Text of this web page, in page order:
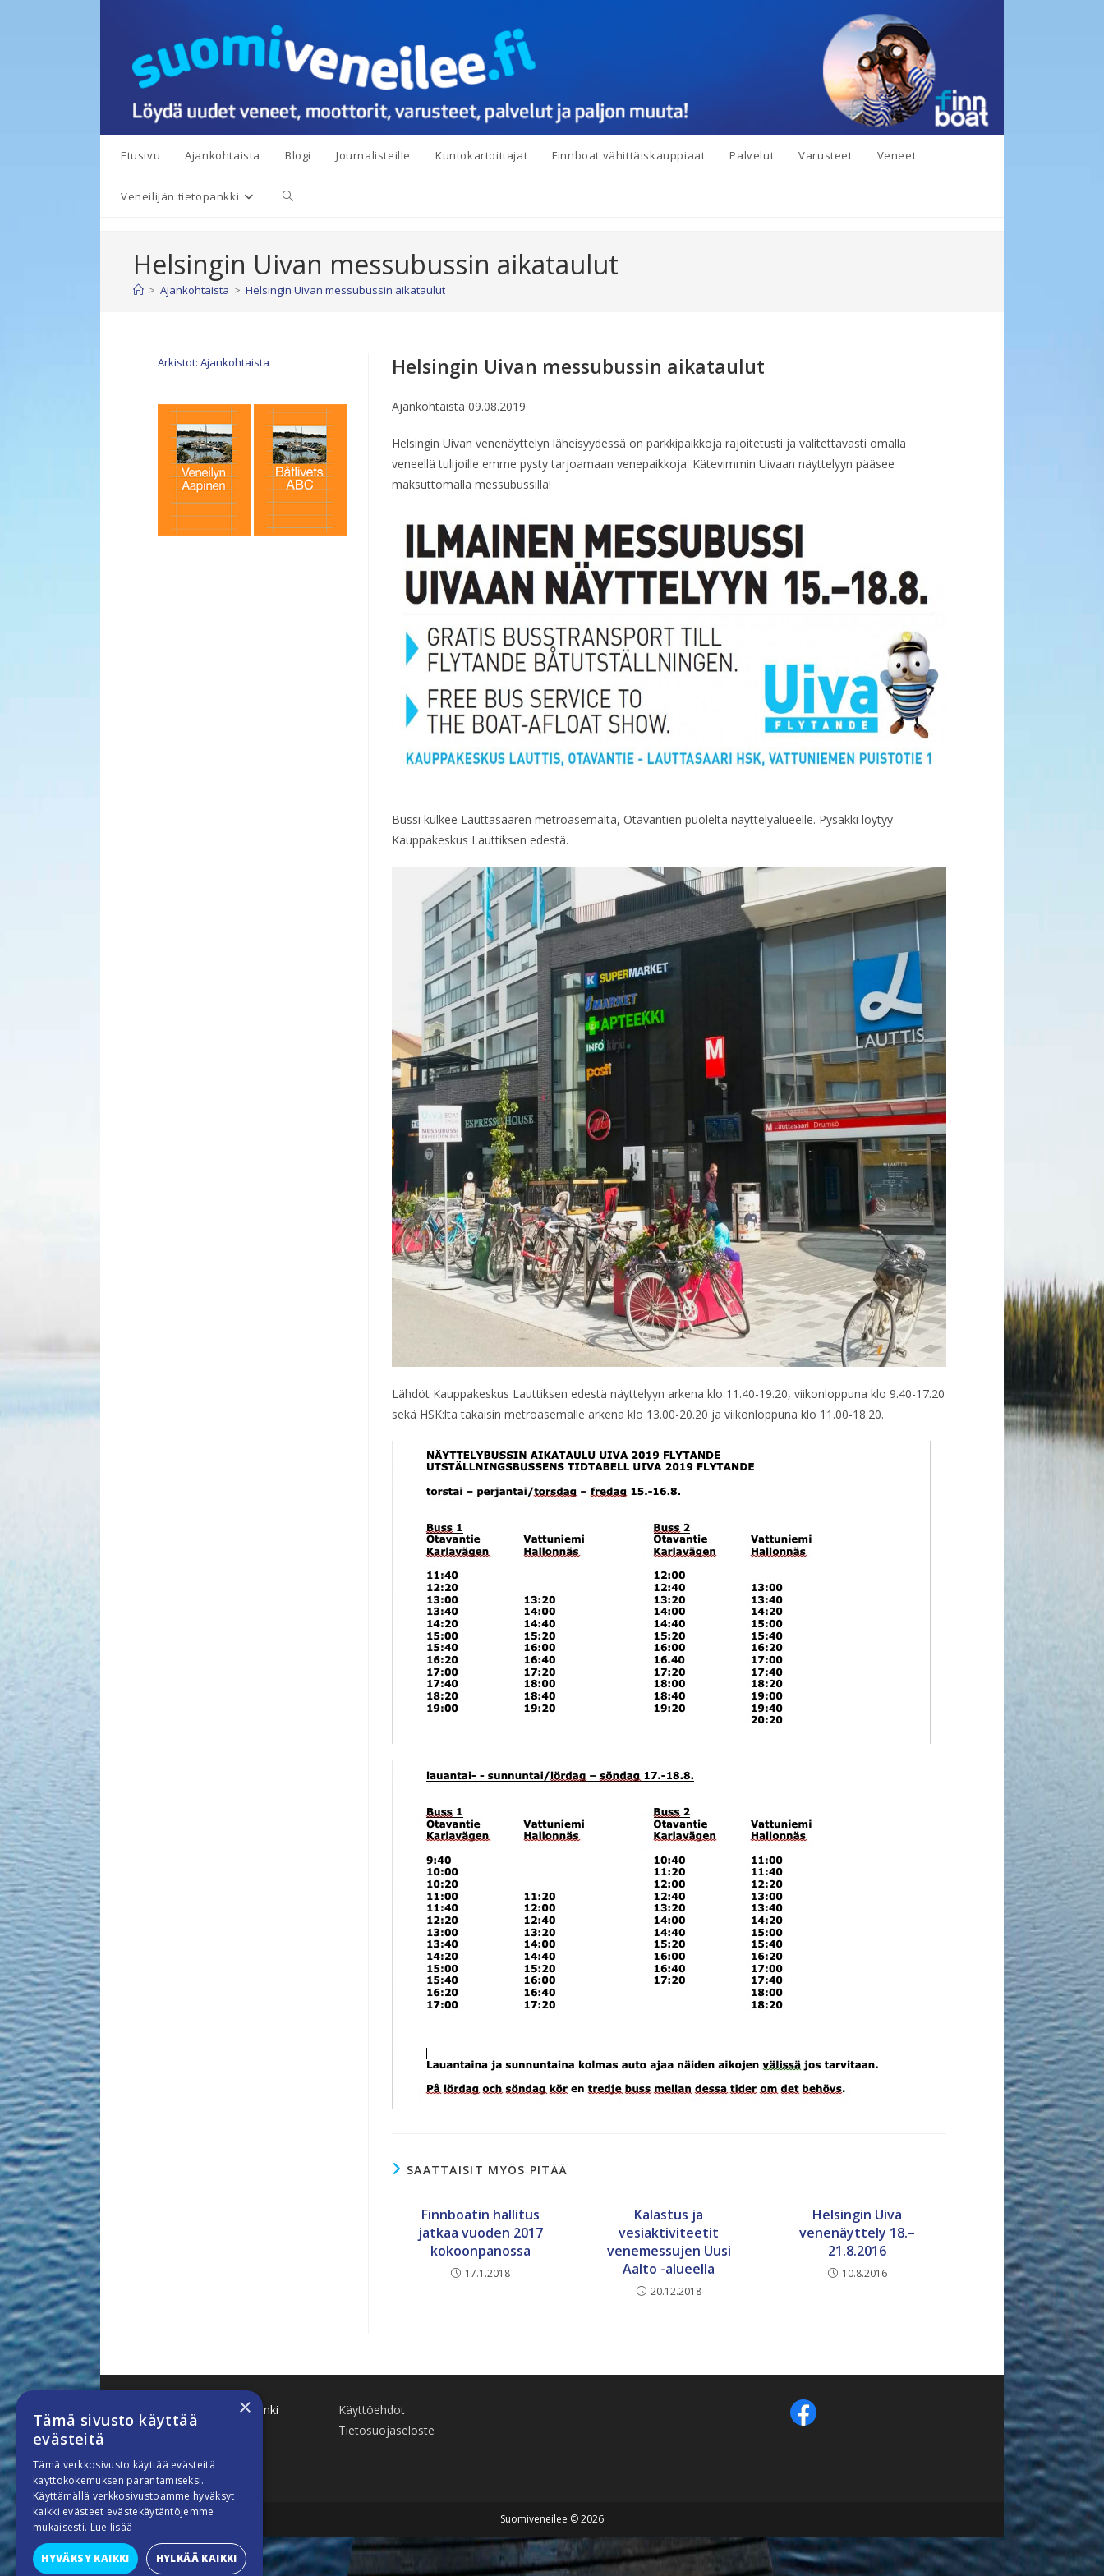
Etusivu Ajankohtaista Blogi Journalisteille Kuntokartoittajat Finnboat vähittäiskauppiaat Palvelut Varusteet Veneet
Veneilijän tietopankki Toggle
search
Helsingin Uivan messubussin aikataulut
> Ajankohtaista > Helsingin Uivan messubussin aikataulut
Arkistot: Ajankohtaista Helsingin Uivan messubussin aikataulut
Ajankohtaista 09.08.2019
Helsingin Uivan venenäyttelyn läheisyydessä on parkkipaikkoja rajoitetusti ja valitettavasti omalla
veneellä tulijoille emme pysty tarjoamaan venepaikkoja. Kätevimmin Uivaan näyttelyyn pääsee
maksuttomalla messubussilla!
Bussi kulkee Lauttasaaren metroasemalta, Otavantien puolelta näyttelyalueelle. Pysäkki löytyy
Kauppakeskus Lauttiksen edestä.
Lähdöt Kauppakeskus Lauttiksen edestä näyttelyyn arkena klo 11.40-19.20, viikonloppuna klo 9.40-17.20
sekä HSK:lta takaisin metroasemalle arkena klo 13.00-20.20 ja viikonloppuna klo 11.00-18.20.
SAATTAISIT MYÖS PITÄÄ
Finnboatin hallitus
jatkaa vuoden 2017
kokoonpanossa
17.1.2018
Kalastus ja
vesiaktiviteetit
venemessujen Uusi
Aalto -alueella
20.12.2018
Helsingin Uiva
venenäyttely 18.–
21.8.2016
10.8.2016
Käenkuja 8 A 47 00500 Helsinki
www.finnboat.fi
Käyttöehdot
Tietosuojaseloste
Suomiveneilee © 2026
×
Tämä sivusto käyttää
evästeitä
Tämä verkkosivusto käyttää evästeitä
käyttökokemuksen parantamiseksi.
Käyttämällä verkkosivustoamme hyväksyt
kaikki evästeet evästekäytäntöjemme
mukaisesti. Lue lisää
HYVÄKSY KAIKKI HYLKÄÄ KAIKKI